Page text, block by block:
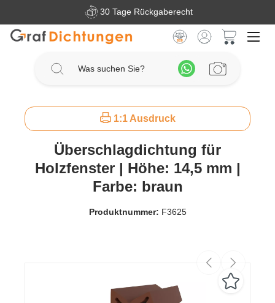
Zum Hauptinhalt springen30 Tage Rückgaberecht
1:1 Ausdruck
Überschlagdichtung für
Holzfenster | Höhe: 14,5 mm |
Farbe: braun
Produktnummer: F3625